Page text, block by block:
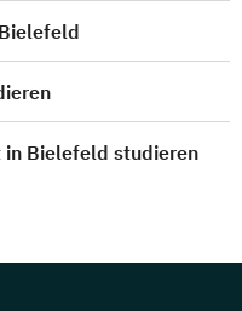
in Bielefeld studieren